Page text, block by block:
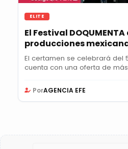
ELITE
El Festival
producciones
El certamen se celebrará del
cuenta con una oferta de
PorAGENCIA EFE